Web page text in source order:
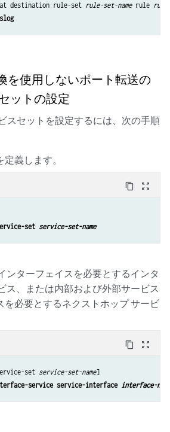
destination rule-set rule-set-name rule rule-
を使用しないポート転送の
ットの設定
スセットを設定するには、次の手順
義します。
content_copy zoom_out_map
set service-set-name
ンターフェイスを必要とするインタ
ス、または内部および外部サービス
を必要とするネクストホップ サービ
content_copy zoom_out_map
set service-set-name]
service service-interface interface-